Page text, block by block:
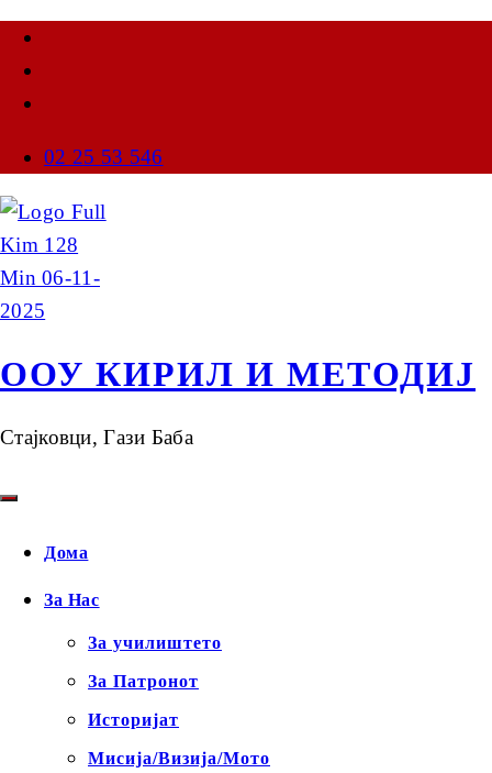
02 25 53 546
ООУ КИРИЛ И МЕТОДИЈ
Стајковци, Гази Баба
Дома
За Нас
За училиштето
За Патронот
Историјат
Мисија/Визија/Мото